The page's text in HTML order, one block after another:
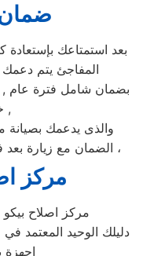
ضمان
بعد استمتاعك بإستعادة
المفاجئ يتم
بضمان شامل فترة عام ,
خدمة المختص ,
والذى يدعمك بصيانة
الضمان مع زيارة بعد فترة للتأكد من سلامه وكفائة الجهاز ،
مركز
مركز اصلاح
اجهزة